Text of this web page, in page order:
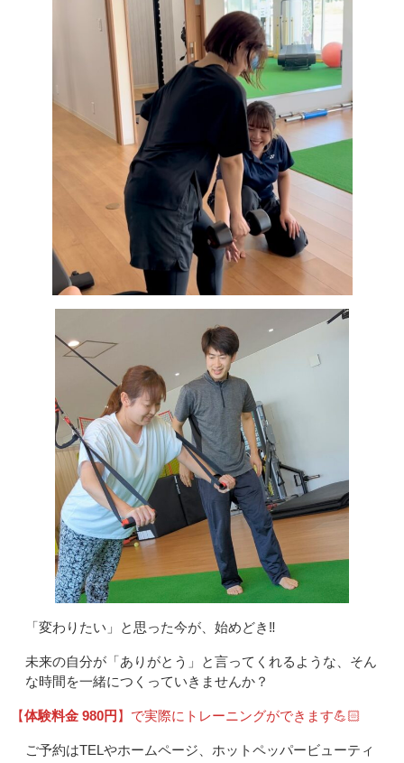
「変わりたい」と思った今が、始めどき‼️
未来の自分が「ありがとう」と言ってくれるような、そん
な時間を一緒につくっていきませんか？
【体験料金 980円 】で実際にトレーニングができます💪🏻
ご予約はTELやホームページ、ホットペッパービューティ